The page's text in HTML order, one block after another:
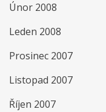
Únor 2008
Leden 2008
Prosinec 2007
Listopad 2007
Říjen 2007